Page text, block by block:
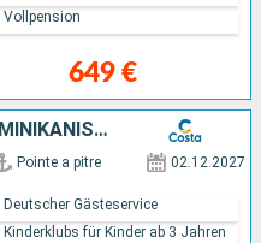
649 €
Vollpension
ANTIGUA UND BARBUDA, DOMINIKANISCHE REPUBLIK
Pointe a pitre 02.12.2027
Deutscher Gästeservice
Kinderklubs für Kinder ab 3 Jahren